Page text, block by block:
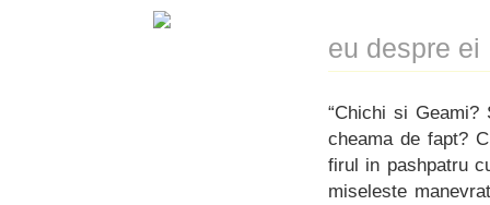
eu despre ei
“Chichi si
cheama de fapt?
firul in pashpatru
miseleste